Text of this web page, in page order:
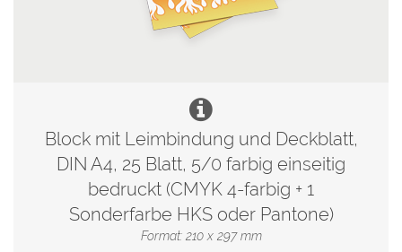
Block mit Leimbindung und Deckblatt,
DIN A4, 25 Blatt, 5/0 farbig einseitig
bedruckt (CMYK 4-farbig + 1
Sonderfarbe HKS oder Pantone)
Format: 210 x 297 mm